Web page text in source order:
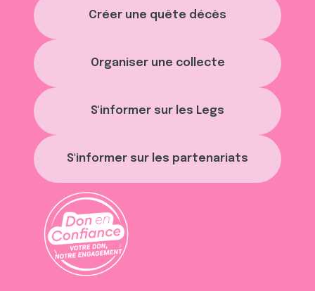
Créer une quête décès
Organiser une collecte
S'informer sur les Legs
S'informer sur les partenariats